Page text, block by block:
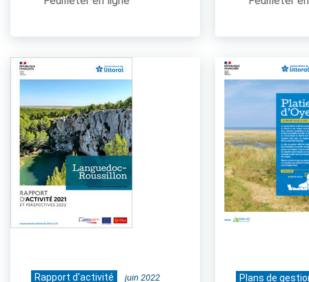
Rapport d'activité juin 2022 Plans de